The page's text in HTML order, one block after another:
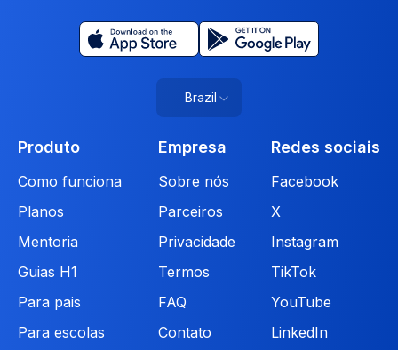
Brazil
Produto
Como funciona
Planos
Mentoria
Guias H1
Para pais
Para escolas
Empresa
Sobre nós
Parceiros
Privacidade
Termos
FAQ
Contato
Redes sociais
Facebook
X
Instagram
TikTok
YouTube
LinkedIn